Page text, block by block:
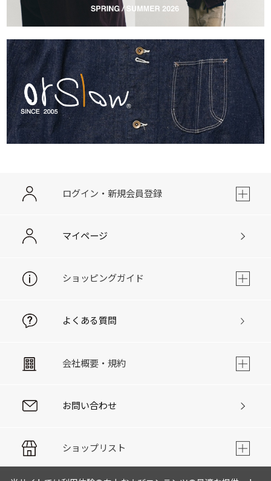
ログイン・新規会員登録
マイページ
ショッピングガイド
よくある質問
会社概要・規約
お問い合わせ
ショップリスト